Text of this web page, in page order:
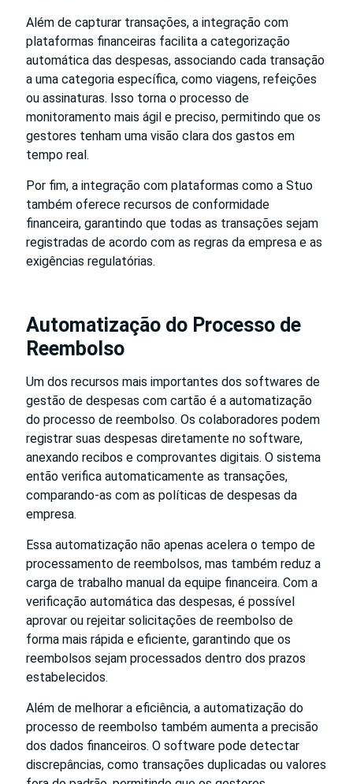
Além de capturar transações, a integração com
plataformas financeiras facilita a categorização
automática das despesas, associando cada transação
a uma categoria específica, como viagens, refeições
ou assinaturas. Isso torna o processo de
monitoramento mais ágil e preciso, permitindo que os
gestores tenham uma visão clara dos gastos em
tempo real.
Por fim, a integração com plataformas como a Stuo
também oferece recursos de conformidade
financeira, garantindo que todas as transações sejam
registradas de acordo com as regras da empresa e as
exigências regulatórias.
Automatização do Processo de
Reembolso
Um dos recursos mais importantes dos softwares de
gestão de despesas com cartão é a automatização
do processo de reembolso. Os colaboradores podem
registrar suas despesas diretamente no software,
anexando recibos e comprovantes digitais. O sistema
então verifica automaticamente as transações,
comparando-as com as políticas de despesas da
empresa.
Essa automatização não apenas acelera o tempo de
processamento de reembolsos, mas também reduz a
carga de trabalho manual da equipe financeira. Com a
verificação automática das despesas, é possível
aprovar ou rejeitar solicitações de reembolso de
forma mais rápida e eficiente, garantindo que os
reembolsos sejam processados dentro dos prazos
estabelecidos.
Além de melhorar a eficiência, a automatização do
processo de reembolso também aumenta a precisão
dos dados financeiros. O software pode detectar
discrepâncias, como transações duplicadas ou valores